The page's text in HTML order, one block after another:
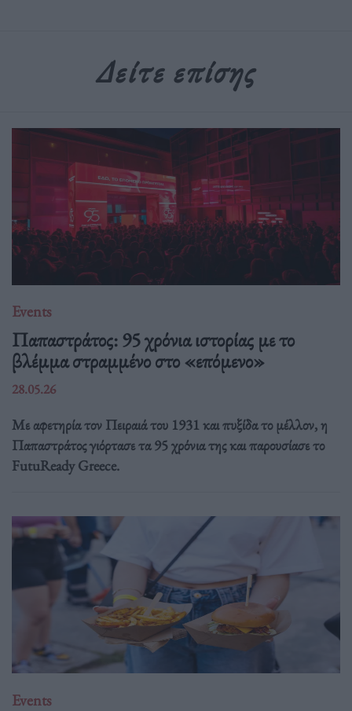
Δείτε επίσης
Events
Παπαστράτος: 95 χρόνια ιστορίας με το
βλέμμα στραμμένο στο «επόμενο»
28.05.26
Με αφετηρία τον Πειραιά του 1931 και πυξίδα το μέλλον, η
Παπαστράτος γιόρτασε τα 95 χρόνια της και παρουσίασε το
FutuReady Greece.
Events